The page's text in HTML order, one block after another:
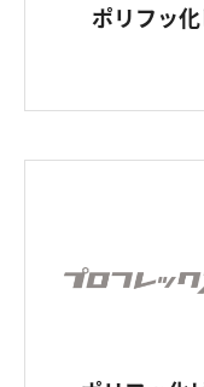
ポリフッ